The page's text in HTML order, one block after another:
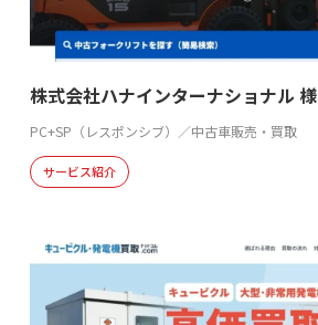
株式会社ハナインターナショナル 様
PC+SP（レスポンシブ）／中古車販売・買取
サービス紹介